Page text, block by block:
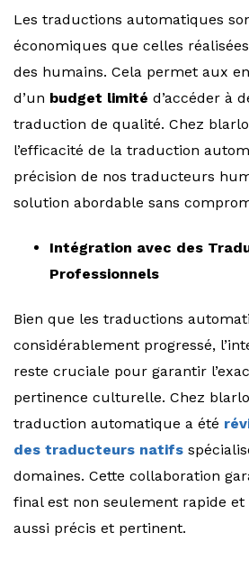
Les traductions automatiques
économiques que celles
des humains. Cela permet aux
d’un budget limité d’accéder à
traduction de qualité. Chez
l’efficacité de la traduction
précision de nos traducteurs
solution abordable sans
Intégration avec des
Professionnels
Bien que les traductions
considérablement progressé,
reste cruciale pour garantir
pertinence culturelle. Chez
traduction automatique a été
des traducteurs natifs
domaines. Cette collaboration
final est non seulement rapide et
aussi précis et pertinent.